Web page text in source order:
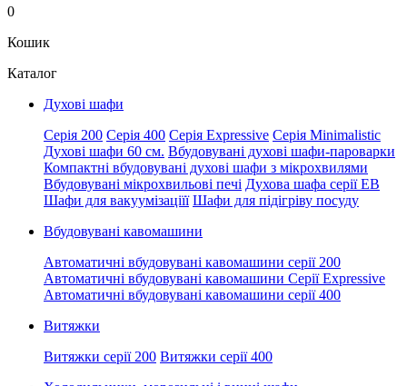
0
Кошик
Каталог
Духові шафи
Серія 200 Серія 400 Серія Expressive Серія Minimalistic
Духові шафи 60 см. Вбудовувані духові шафи-пароварки
Компактні вбудовувані духові шафи з мікрохвилями
Вбудовувані мікрохвильові печі Духова шафа серії EB
Шафи для вакуумізаціїї Шафи для підігріву посуду
Вбудовувані кавомашини
Автоматичні вбудовувані кавомашини серії 200
Автоматичні вбудовувані кавомашини Серії Expressive
Автоматичні вбудовувані кавомашини серії 400
Витяжки
Витяжки серії 200 Витяжки серії 400